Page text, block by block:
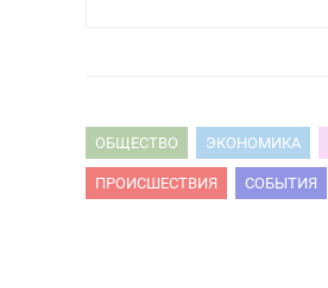
ОБЩЕСТВО ЭКОНОМИКА
ПРОИСШЕСТВИЯ СОБЫТИЯ